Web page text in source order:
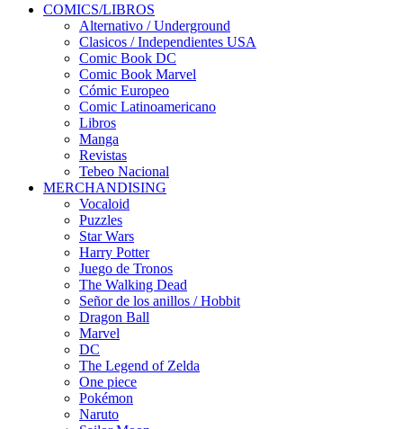
COMICS/LIBROS
Alternativo / Underground
Clasicos / Independientes USA
Comic Book DC
Comic Book Marvel
Cómic Europeo
Comic Latinoamericano
Libros
Manga
Revistas
Tebeo Nacional
MERCHANDISING
Vocaloid
Puzzles
Star Wars
Harry Potter
Juego de Tronos
The Walking Dead
Señor de los anillos / Hobbit
Dragon Ball
Marvel
DC
The Legend of Zelda
One piece
Pokémon
Naruto